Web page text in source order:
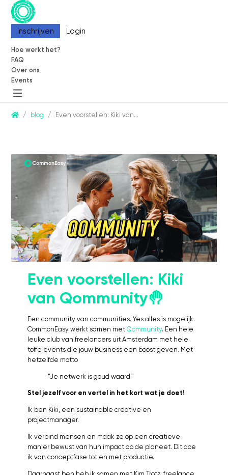
Inschrijven Login
Hoe werkt het?
FAQ
Over ons
Events
CommonEasy
Partners
Blog
Events
Informatie
Hoe werkt het?
FAQ
Kosten
Webinars's
Overige video's
Netwerk
Netwerk
Social
Community
Facebook
Inschrijven Login
Hoe werkt het?
FAQ
Over ons
Events
blog Even voorstellen: Kiki van…
Even voorstellen: Kiki
van Qommunity🤚
Een community van communities. Yes alles is mogelijk.
CommonEasy werkt samen metQommunity. Een hele
leuke club van freelancers uit Amsterdam met hele
toffe events die jouw business een boost geven. Met
hetzelfde motto
“Je netwerk is goud waard”
Stel jezelf voor en vertel in het kort wat je doet!
Ik ben Kiki, een sustainable creative en
projectmanager.
Ik verbind mensen en maak ze op een creatieve
manier bewust van hun impact op de planeet. Dit doe
ik van conceptfase tot en met productie.